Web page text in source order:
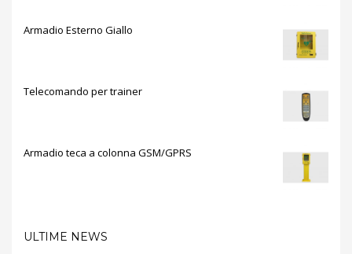
Armadio Esterno Giallo
Telecomando per trainer
Armadio teca a colonna GSM/GPRS
ULTIME NEWS